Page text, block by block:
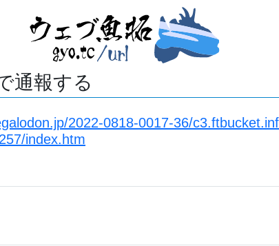
通報する
2022-0818-0017-36/
index.htm